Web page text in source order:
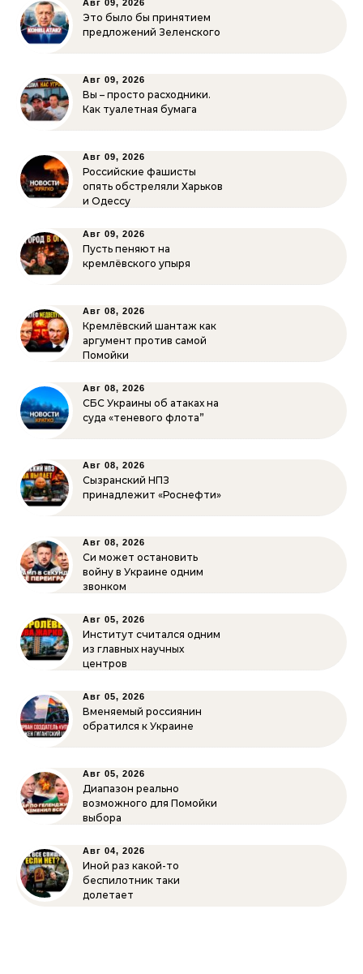
Авг 09, 2026
Это было бы принятием
предложений Зеленского
Авг 09, 2026
Вы – просто расходники.
Как туалетная бумага
Авг 09, 2026
Российские фашисты
опять обстреляли Харьков
и Одессу
Авг 09, 2026
Пусть пеняют на
кремлёвского упыря
Авг 08, 2026
Кремлёвский шантаж как
аргумент против самой
Помойки
Авг 08, 2026
СБС Украины об атаках на
суда «теневого флота”
Авг 08, 2026
Сызранский НПЗ
принадлежит «Роснефти»
Авг 08, 2026
Си может остановить
войну в Украине одним
звонком
Авг 05, 2026
Институт считался одним
из главных научных
центров
Авг 05, 2026
Вменяемый россиянин
обратился к Украине
Авг 05, 2026
Диапазон реально
возможного для Помойки
выбора
Авг 04, 2026
Иной раз какой-то
беспилотник таки
долетает